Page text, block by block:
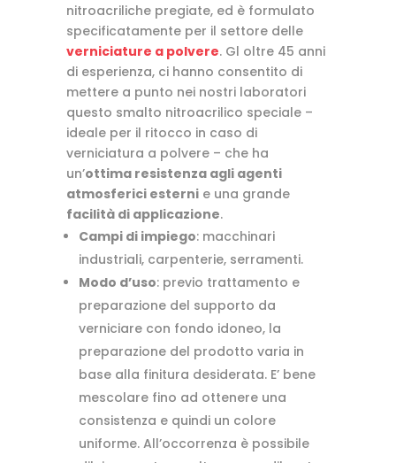
nitroacriliche pregiate, ed è formulato
specificatamente per il settore delle
verniciature a polvere. Gl oltre 45 anni
di esperienza, ci hanno consentito di
mettere a punto nei nostri laboratori
questo smalto nitroacrilico speciale –
ideale per il ritocco in caso di
verniciatura a polvere – che ha
un’ottima resistenza agli agenti
atmosferici esternie una grande
facilità di applicazione.
Campi di impiego: macchinari
industriali, carpenterie, serramenti.
Modo d’uso: previo trattamento e
preparazione del supporto da
verniciare con fondo idoneo, la
preparazione del prodotto varia in
base alla finitura desiderata. E’ bene
mescolare fino ad ottenere una
consistenza e quindi un colore
uniforme. All’occorrenza è possibile